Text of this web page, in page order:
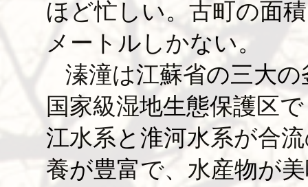
ほど忙しい。古町の面
メートルしかない。
溱潼は江蘇省の三大
国家級湿地生態保護区
江水系と淮河水系が合
養が豊富で、水産物が